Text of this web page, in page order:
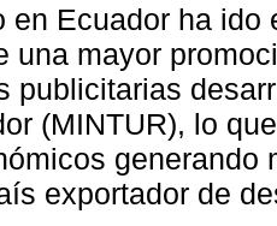
en Ecuador ha
una mayor
publicitarias
(MINTUR), lo
generando
exportador de